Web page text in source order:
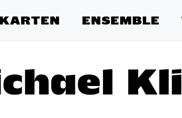
KARTEN ENSEMBLE